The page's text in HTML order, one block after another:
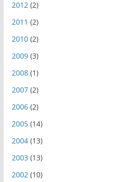
2012 (2)
2011 (2)
2010(2)
2009(3)
2008(1)
2007(2)
2006(2)
2005(14)
2004(13)
2003(13)
2002 (10)